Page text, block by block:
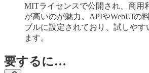
MITライセンスで公開され、商用
が高いのが魅力。APIやWebUIの
ブルに設定されており、試しやす
ます。
要するに…